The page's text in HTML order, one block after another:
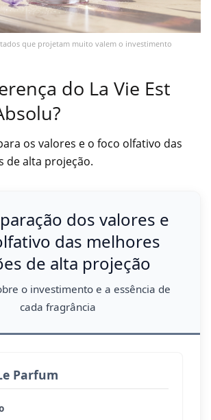
que projetam muito valem o investimento
do La Vie Est
os valores e o foco olfativo das
de alta projeção.
dos valores e
das melhores
de alta projeção
o investimento e a essência de
cada fragrância
Parfum